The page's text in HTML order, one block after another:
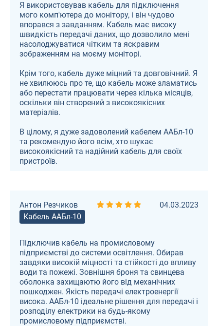
Я використовував кабель для підключення
мого комп'ютера до монітору, і він чудово
впорався з завданням. Кабель має високу
швидкість передачі даних, що дозволило мені
насолоджуватися чітким та яскравим
зображенням на моєму моніторі.
Крім того, кабель дуже міцний та довговічний. Я
не хвилююсь про те, що кабель може зламатись
або перестати працювати через кілька місяців,
оскільки він створений з високоякісних
матеріалів.
В цілому, я дуже задоволений кабелем ААБл-10
та рекомендую його всім, хто шукає
високоякісний та надійний кабель для своїх
пристроїв.
Антон Резчиков
04.03.2023
Кабель ААБл-10
Підключив кабель на промисловому
підприємстві до системи освітлення. Обирав
завдяки високій міцності та стійкості до впливу
води та пожежі. Зовнішня броня та свинцева
оболонка захищаютю його від механічних
пошкоджен. Якість передачі електроенергії
висока. ААБл-10 ідеальне рішення для передачі і
розподілу електрики на будь-якому
промисловому підприємстві.